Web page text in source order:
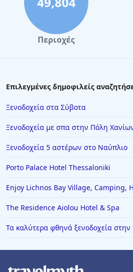
Περιοχές
Επιλεγμένες δημοφιλείς
Ξενοδοχεία στα Σύβοτα
Ξενοδοχεία με σπα στην Πόλη
Ξενοδοχεία 5 αστέρων στο Ναύπλιο
Porto Palace Hotel Thessaloniki
Enjoy Lichnos Bay Village, Camping,
The Residence Aiolou Hotel & Spa
Τα καλύτερα φθηνά ξενοδοχεία